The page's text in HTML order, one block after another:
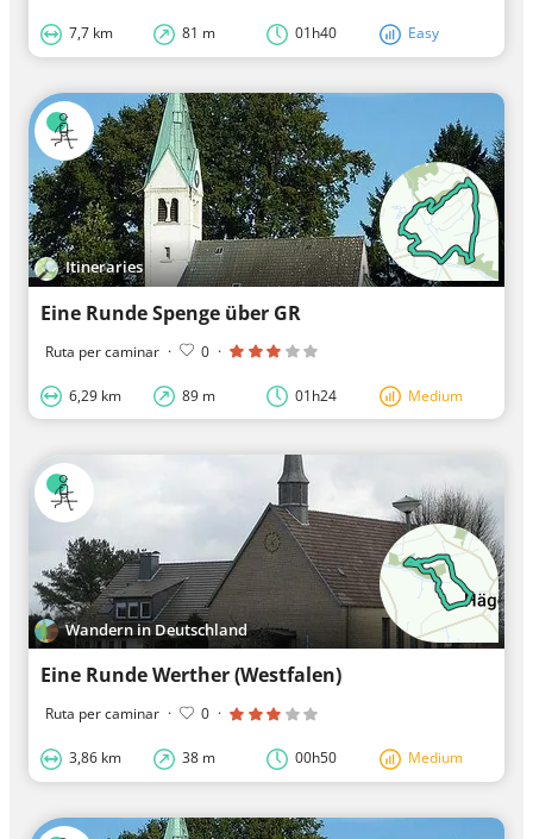
7,7 km 81 m 01h40 Easy
Itineraries
Eine Runde Spenge über GR
Ruta per caminar · 0 ·
6,29 km 89 m 01h24 Medium
Wandern in Deutschland
Eine Runde Werther (Westfalen)
Ruta per caminar · 0 ·
3,86 km 38 m 00h50 Medium